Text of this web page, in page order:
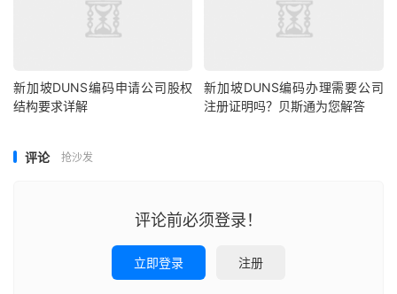
新加坡DUNS编码申请公司股权
结构要求详解
新加坡DUNS编码办理需要公司
注册证明吗？贝斯通为您解答
评论 抢沙发
评论前必须登录！
立即登录 注册